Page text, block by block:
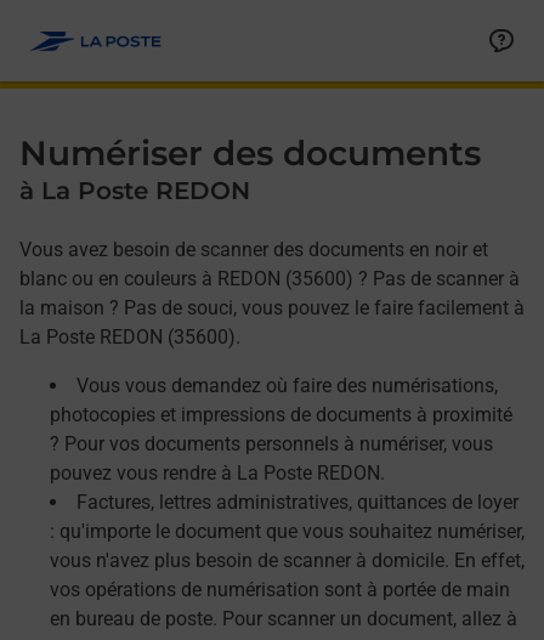
Numériser des documents
à La Poste REDON
Vous avez besoin de scanner des documents en noir et
blanc ou en couleurs à REDON (35600) ? Pas de scanner à
la maison ? Pas de souci, vous pouvez le faire facilement à
La Poste REDON (35600).
Vous vous demandez où faire des numérisations,
photocopies et impressions de documents à proximité
? Pour vos documents personnels à numériser, vous
pouvez vous rendre à La Poste REDON.
Factures, lettres administratives, quittances de loyer
: qu'importe le document que vous souhaitez numériser,
vous n'avez plus besoin de scanner à domicile. En effet,
vos opérations de numérisation sont à portée de main
en bureau de poste. Pour scanner un document, allez à